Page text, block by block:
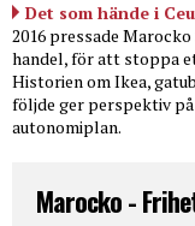
Det som hände i
2016 pressade
handel, för att stoppa
Historien om Ikea,
följde ger perspektiv
autonomiplan.
Marocko -